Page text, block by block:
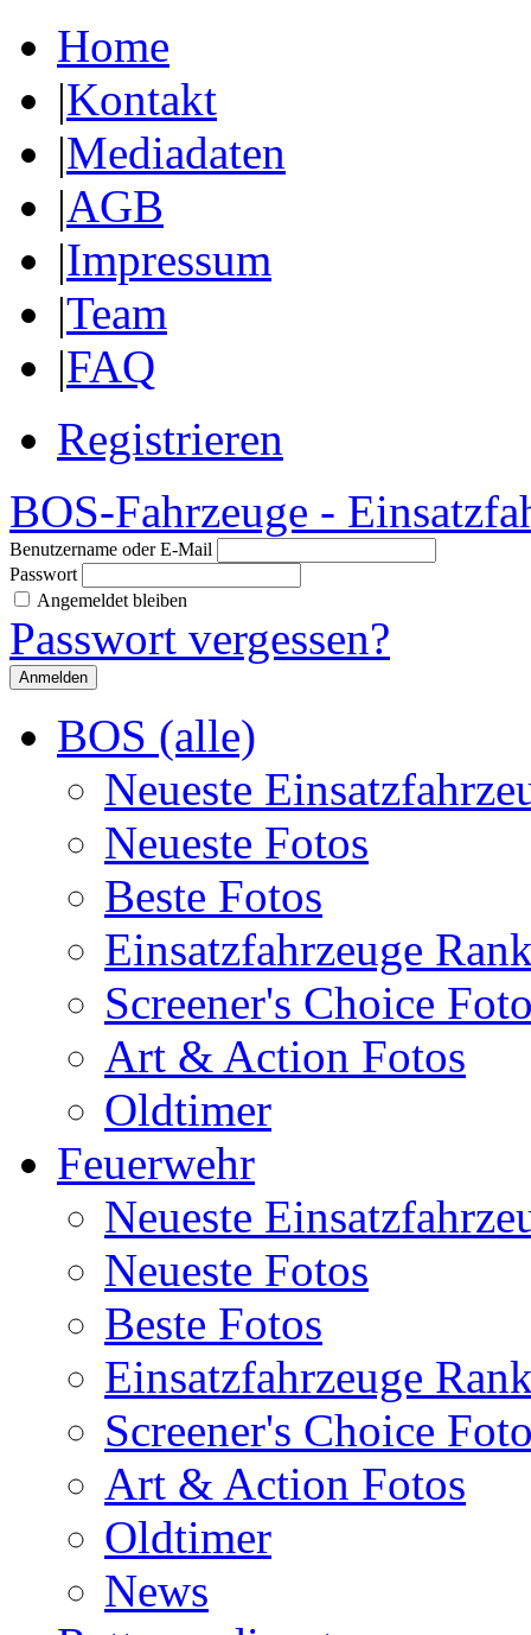
Home
|Kontakt
|Mediadaten
|AGB
|Impressum
|Team
|FAQ
Registrieren
BOS-Fahrzeuge -
Benutzername oder E-Mail
Passwort
Angemeldet bleiben
Passwort vergessen?
BOS (alle)
Neueste
Neueste Fotos
Beste Fotos
Einsatzfahrzeuge
Screener's Choice
Art & Action Fotos
Oldtimer
Feuerwehr
Neueste
Neueste Fotos
Beste Fotos
Einsatzfahrzeuge
Screener's Choice
Art & Action Fotos
Oldtimer
News